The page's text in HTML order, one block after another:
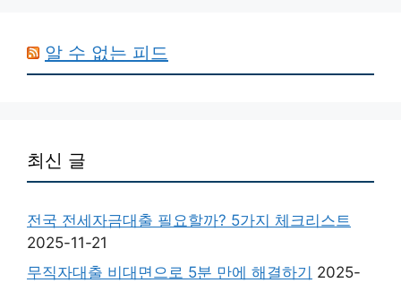
알 수 없는 피드
최신 글
전국 전세자금대출 필요할까? 5가지 체크리스트
2025-11-21
무직자대출 비대면으로 5분 만에 해결하기 2025-